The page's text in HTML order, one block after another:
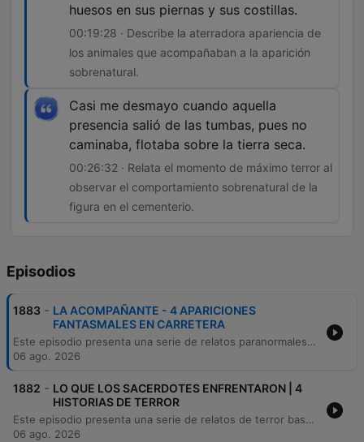
huesos en sus piernas y sus costillas.
00:19:28 · Describe la aterradora apariencia de
los animales que acompañaban a la aparición
sobrenatural.
Casi me desmayo cuando aquella
presencia salió de las tumbas, pues no
caminaba, flotaba sobre la tierra seca.
00:26:32 · Relata el momento de máximo terror al
observar el comportamiento sobrenatural de la
figura en el cementerio.
Episodios
1883 - LA ACOMPAÑANTE - 4 APARICIONES
FANTASMALES EN CARRETERA
Este episodio presenta una serie de relatos paranormales ocurridos en carreteras y zonas rurales de México, incluyendo las visiones de un trailero desde su infancia y un encuentro sobrenatural con una difunta esposa durante un asalto. Asimismo, se exploran leyendas sobre carretas espectrales y apariciones cerca de cementerios.
06 ago. 2026
1882 - LO QUE LOS SACERDOTES ENFRENTARON | 4
HISTORIAS DE TERROR
Este episodio presenta una serie de relatos de terror basados en hechos reales que involucran encuentros con entidades sobrenaturales y sacerdotes. Se narran ataques de un Nahual, confrontaciones con brujería y la presencia de entes demoníacos durante procesos de sanación espiritual. Asimismo, se explora una historia ambientada en los años 60 en Veracruz, donde apariciones macabras de un sacerdote decapitado conducen al descubrimiento de un asesinato y a la ejecución de un impostor.
06 ago. 2026